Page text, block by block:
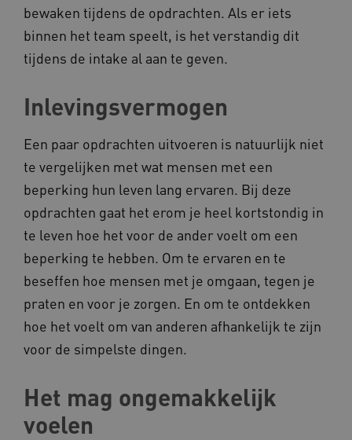
bewaken tijdens de opdrachten. Als er iets
binnen het team speelt, is het verstandig dit
tijdens de intake al aan te geven.
Inlevingsvermogen
Een paar opdrachten uitvoeren is natuurlijk niet
te vergelijken met wat mensen met een
beperking hun leven lang ervaren. Bij deze
opdrachten gaat het erom je heel kortstondig in
te leven hoe het voor de ander voelt om een
beperking te hebben. Om te ervaren en te
beseffen hoe mensen met je omgaan, tegen je
praten en voor je zorgen. En om te ontdekken
hoe het voelt om van anderen afhankelijk te zijn
voor de simpelste dingen.
Het mag ongemakkelijk
voelen
.vimeo.com
BCSessionID vilans.blueconic.net
ARRAffinity
Microsoft Corporation
Google Privacy Policy